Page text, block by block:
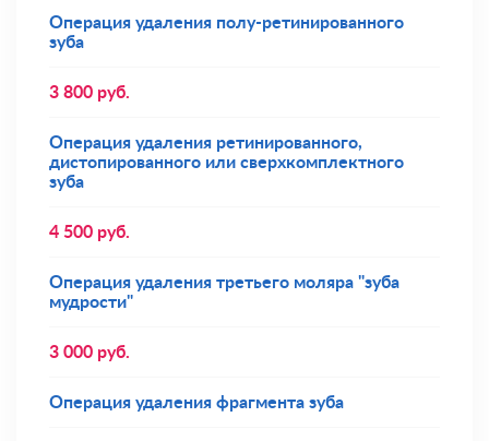
Операция удаления полу-ретинированного
зуба
3 800 руб.
Операция удаления ретинированного,
дистопированного или сверхкомплектного
зуба
4 500 руб.
Операция удаления третьего моляра "зуба
мудрости"
3 000 руб.
Операция удаления фрагмента зуба